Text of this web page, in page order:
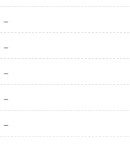
－
－
－
－
－